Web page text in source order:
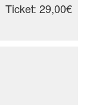
Ticket: 29,00€